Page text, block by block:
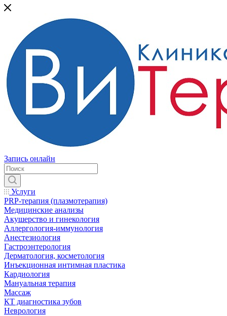
Запись онлайн
Услуги
PRP-терапия (плазмотерапия)
Медицинские анализы
Акушерство и гинекология
Аллергология-иммунология
Анестезиология
Гастроэнтерология
Дерматология, косметология
Инъекционная интимная пластика
Кардиология
Мануальная терапия
Массаж
КТ диагностика зубов
Неврология